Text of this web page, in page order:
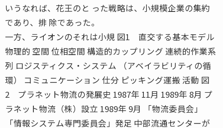
いうなれば、花王のと った戦略は、小規模企業の集約
であり、排 除であった。
一方、ライオンのそれは小規 図1 直交する基本モデル
物理的 空間 位相空間 構造的カップリング 連続的作業系
列 ロジスティクス・システム （アベイラビリティの循
環） コミュニケーション 仕分 ピッキング運搬 活動 図
2 プラネット物流の発展史 1987年 11月 1989年 8月 プ
ラネット物流（株）設立 1989年 9月 「物流委員会」
「情報システム専門委員会」発足 中部流通センターが